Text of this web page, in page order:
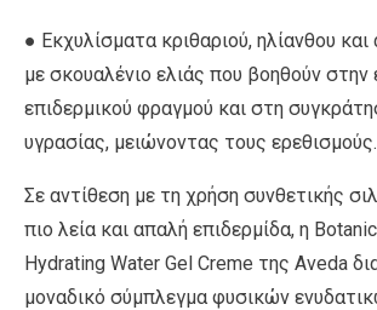
● Εκχυλίσματα κριθαριού, ηλίανθου και
με σκουαλένιο ελιάς που βοηθούν στην
επιδερμικού φραγμού και στη
υγρασίας, μειώνοντας τους ερεθισμούς.
Σε αντίθεση με τη χρήση συνθετικής
πιο λεία και απαλή επιδερμίδα, η
Hydrating Water Gel Creme της Aveda
μοναδικό σύμπλεγμα φυσικών